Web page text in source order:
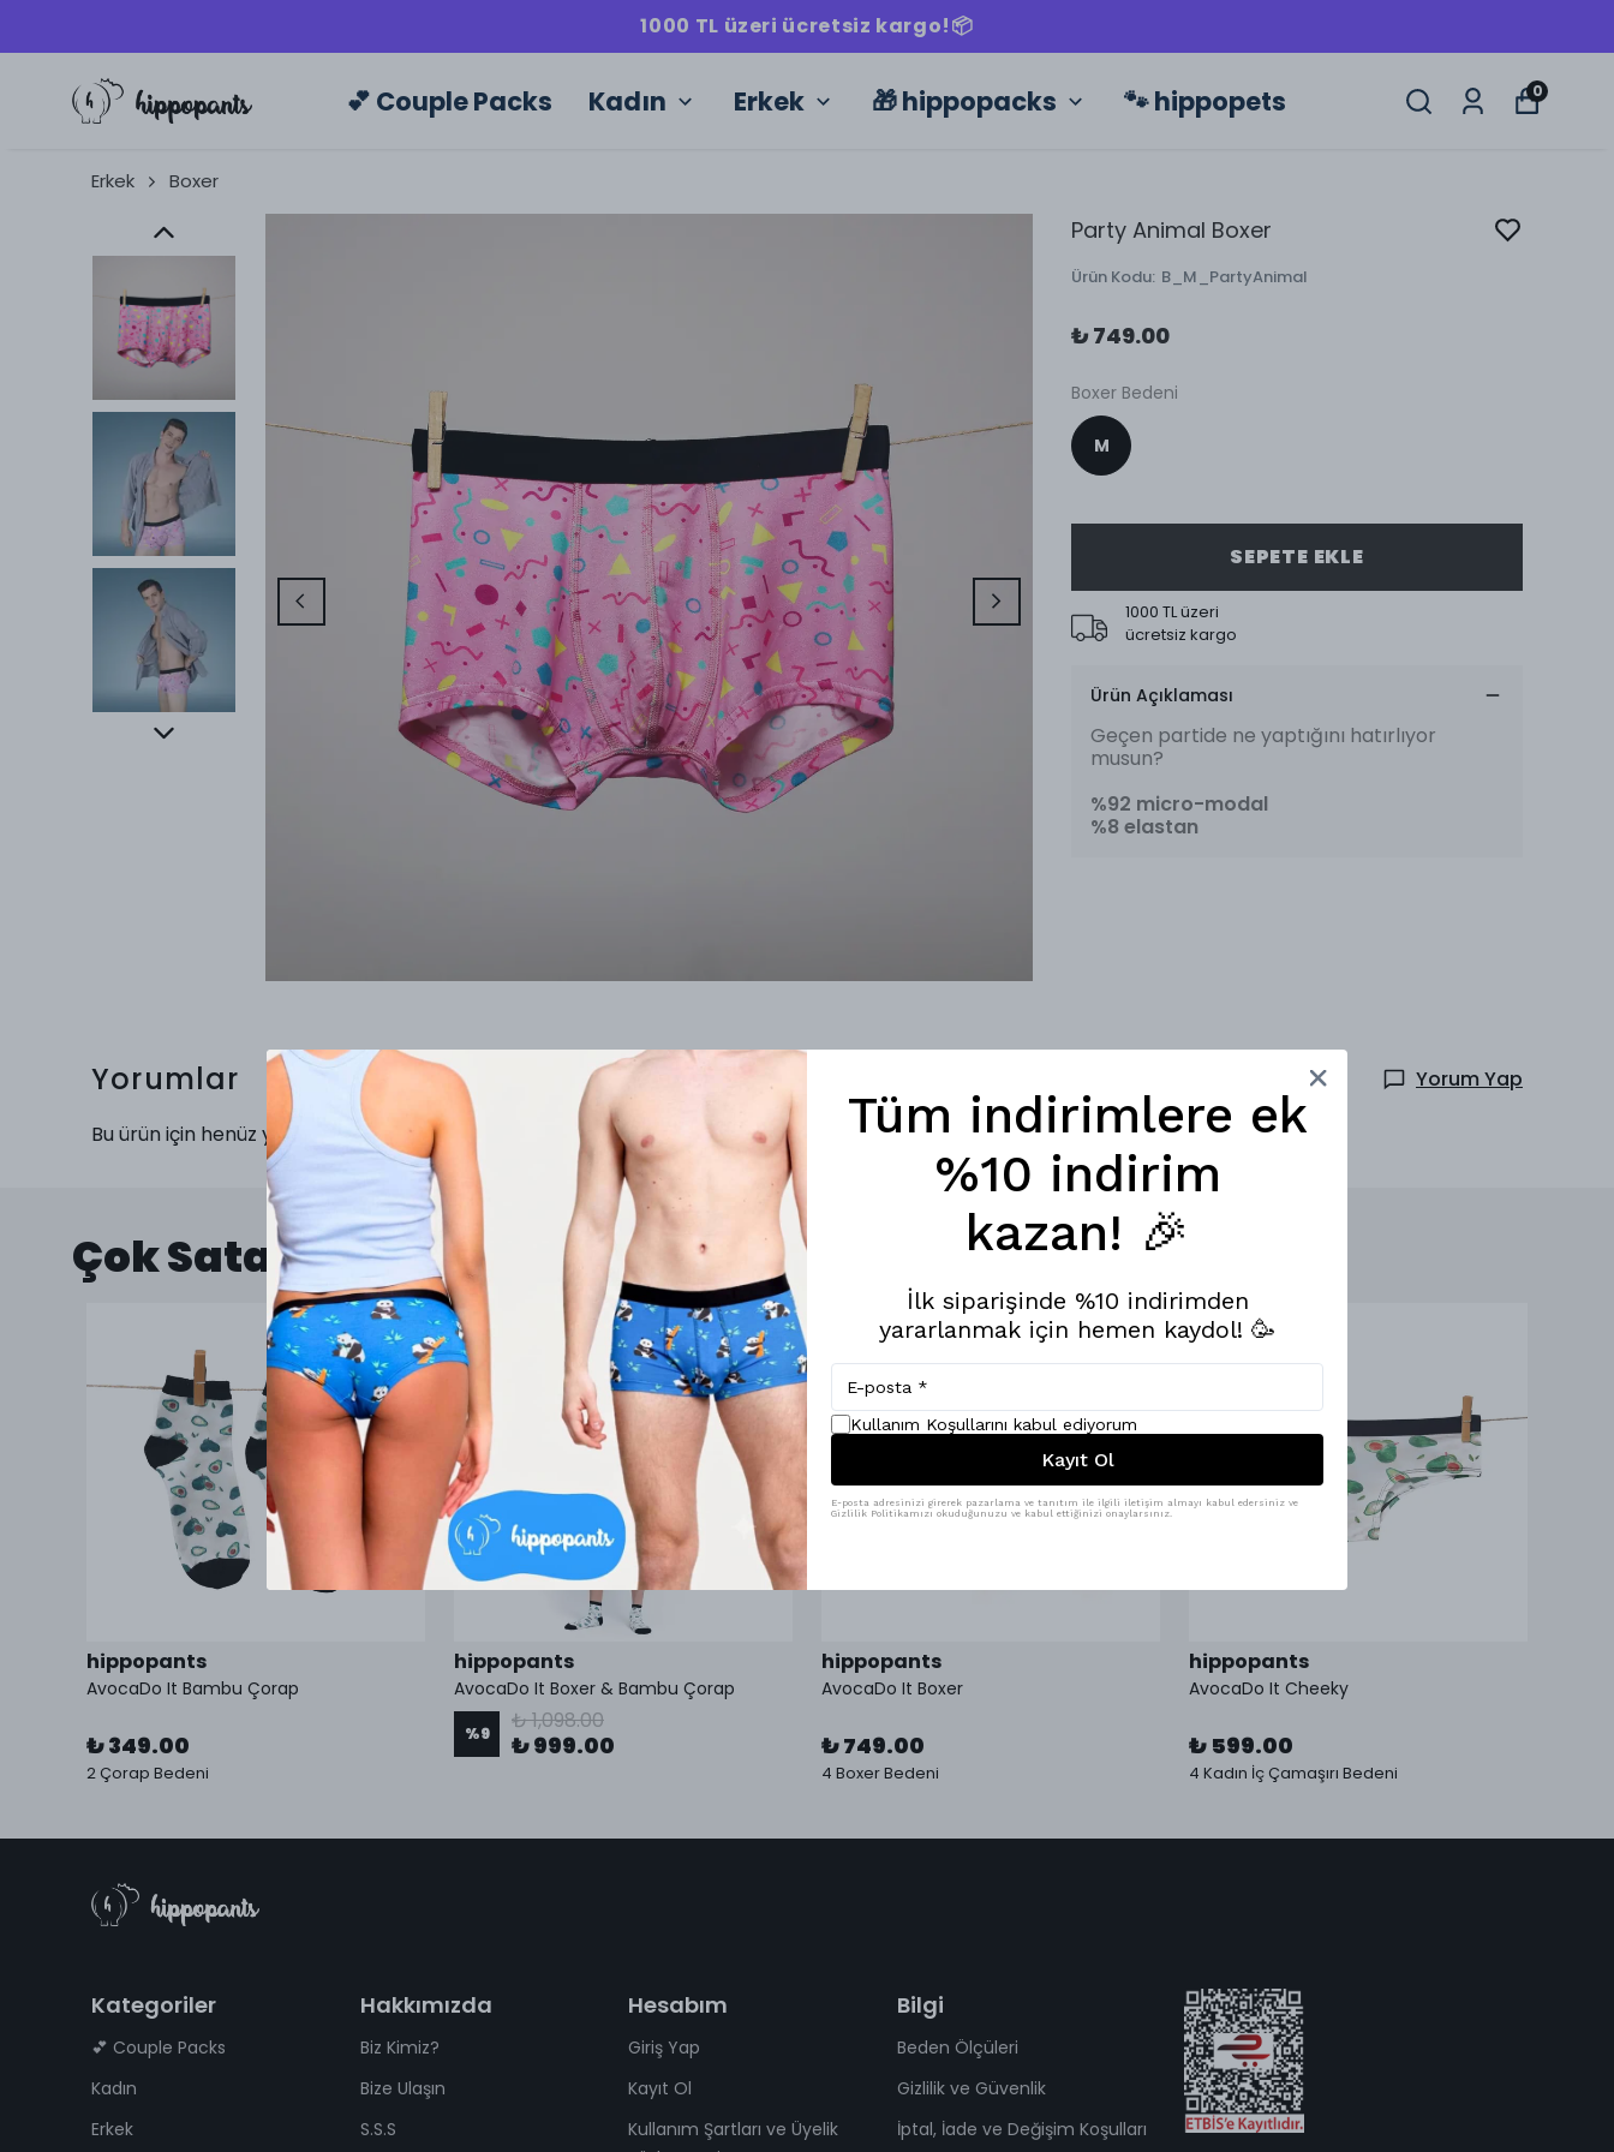
1000 TL üzeri ücretsiz kargo!📦
💕 Couple Packs Kadın Erkek 🎁 hippopacks 🐾 hippopets 0
Erkek Boxer
Party Animal Boxer
Ürün Kodu: B_M_PartyAnimal
₺ 749.00
Boxer Bedeni
M
SEPETE EKLE
1000 TL üzeri
ücretsiz kargo
Ürün Açıklaması
Geçen partide ne yaptığını hatırlıyor
musun?
%92 micro-modal
%8 elastan
Yorumlar
Yorum Yap
Bu ürün için henüz yorum yapılmamış.
Çok Satanlar
hippopants
AvocaDo It Bambu Çorap
₺ 349.00
2 Çorap Bedeni
hippopants
AvocaDo It Boxer & Bambu Çorap
%9 ₺ 1,098.00
₺ 999.00
hippopants
AvocaDo It Boxer
₺ 749.00
4 Boxer Bedeni
hippopants
AvocaDo It Cheeky
₺ 599.00
4 Kadın İç Çamaşırı Bedeni
Kategoriler
💕 Couple Packs
Kadın
Erkek
Hakkımızda
Biz Kimiz?
Bize Ulaşın
S.S.S
Hesabım
Giriş Yap
Kayıt Ol
Kullanım Şartları ve Üyelik
Bilgi
Beden Ölçüleri
Gizlilik ve Güvenlik
İptal, İade ve Değişim Koşulları
Tüm indirimlere ek
%10 indirim
kazan! 🎉
İlk siparişinde %10 indirimden
yararlanmak için hemen kaydol! 🥳
Kullanım Koşullarını kabul ediyorum
Kayıt Ol
E-posta adresinizi girerek pazarlama ve tanıtım ile ilgili iletişim almayı kabul edersiniz ve
Gizlilik Politikamızı okuduğunuzu ve kabul ettiğinizi onaylarsınız.